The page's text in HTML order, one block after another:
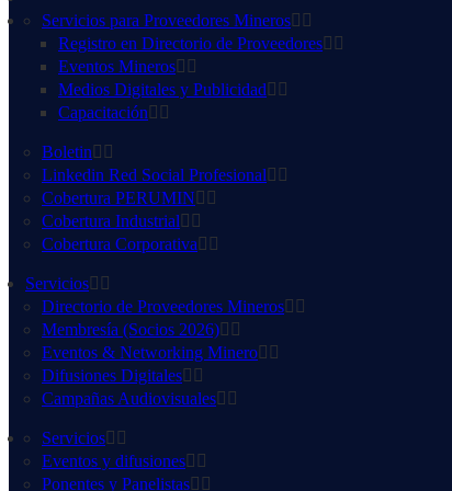
Servicios para Proveedores Mineros
Registro en Directorio de Proveedores
Eventos Mineros
Medios Digitales y Publicidad
Capacitación
Boletin
Linkedin Red Social Profesional
Cobertura PERUMIN
Cobertura Industrial
Cobertura Corporativa
Servicios
Directorio de Proveedores Mineros
Membresía (Socios 2026)
Eventos & Networking Minero
Difusiones Digitales
Campañas Audiovisuales
Servicios
Eventos y difusiones
Ponentes y Panelistas